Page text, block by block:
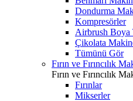
Dondurma
Kompresörler
Airbrush Boya
Çikolata
Tümünü Gör
Fırın ve Fırıncılık
Fırın ve Fırıncılık
Fırınlar
Mikserler